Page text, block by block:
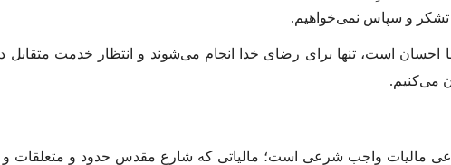
تشكر و سپاس نمی‌خواهیم.
احسان است، تنها برای رضای خدا انجام می‌شوند و انتظار خدمت متقابل
می‌كنیم.
مالیات واجب شرعی است؛ مالیاتی كه شارع مقدس حدود و متعلقات